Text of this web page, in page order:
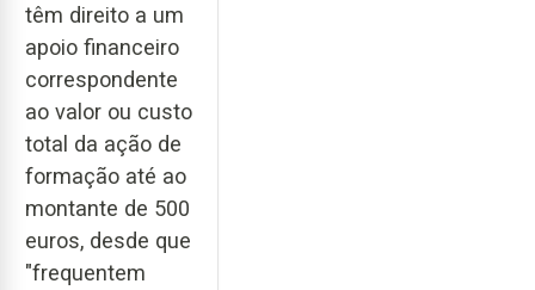
têm direito a um
apoio financeiro
correspondente
ao valor ou custo
total da ação de
formação até ao
montante de 500
euros, desde que
"frequentem